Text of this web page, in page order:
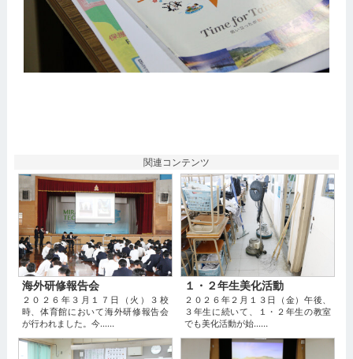
関連コンテンツ
海外研修報告会
２０２６年３月１７日（火）３校
時、体育館において海外研修報告会
が行われました。今...…
１・２年生美化活動
２０２６年２月１３日（金）午後、
３年生に続いて、１・２年生の教室
でも美化活動が始...…